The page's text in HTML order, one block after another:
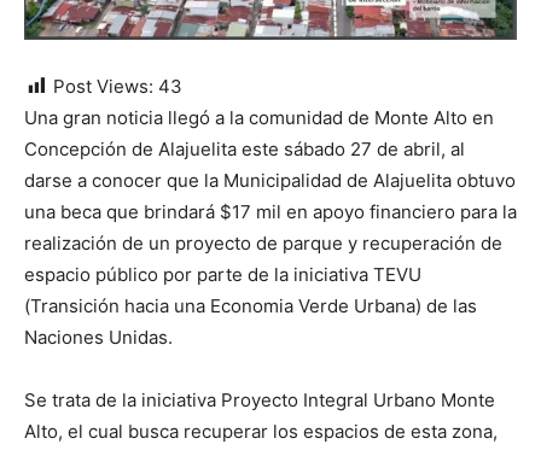
Post Views: 43
Una gran noticia llegó a la comunidad de Monte Alto en
Concepción de Alajuelita este sábado 27 de abril, al
darse a conocer que la Municipalidad de Alajuelita obtuvo
una beca que brindará $17 mil en apoyo financiero para la
realización de un proyecto de parque y recuperación de
espacio público por parte de la iniciativa TEVU
(Transición hacia una Economia Verde Urbana) de las
Naciones Unidas.
Se trata de la iniciativa Proyecto Integral Urbano Monte
Alto, el cual busca recuperar los espacios de esta zona,